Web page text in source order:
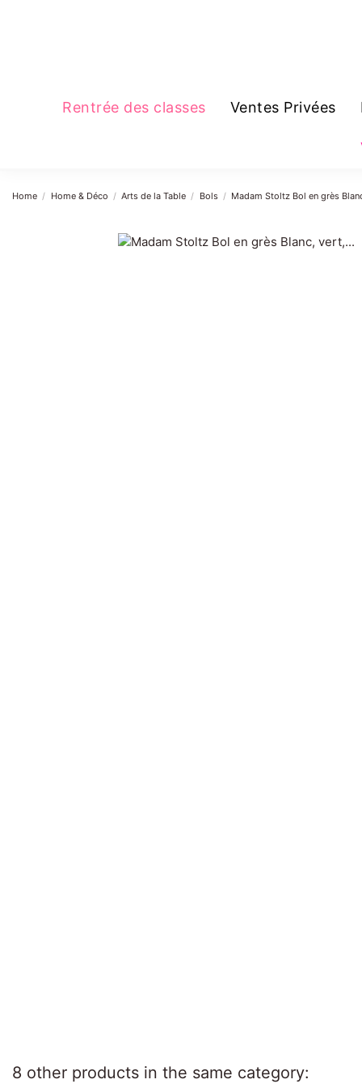
Rentrée des classes Ventes Privées
Home Home & Déco Arts de la Table Bols Madam Stoltz Bol en grès
8 other products in the same category: